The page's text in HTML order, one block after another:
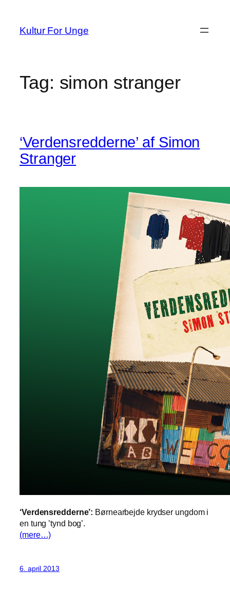
indhold
Kultur For Unge
Tag: simon stranger
‘Verdensredderne’ af Simon
Stranger
‘Verdensredderne’: Børnearbejde krydser ungdom i
en tung ’tynd bog’.
(mere…)
6. april 2013